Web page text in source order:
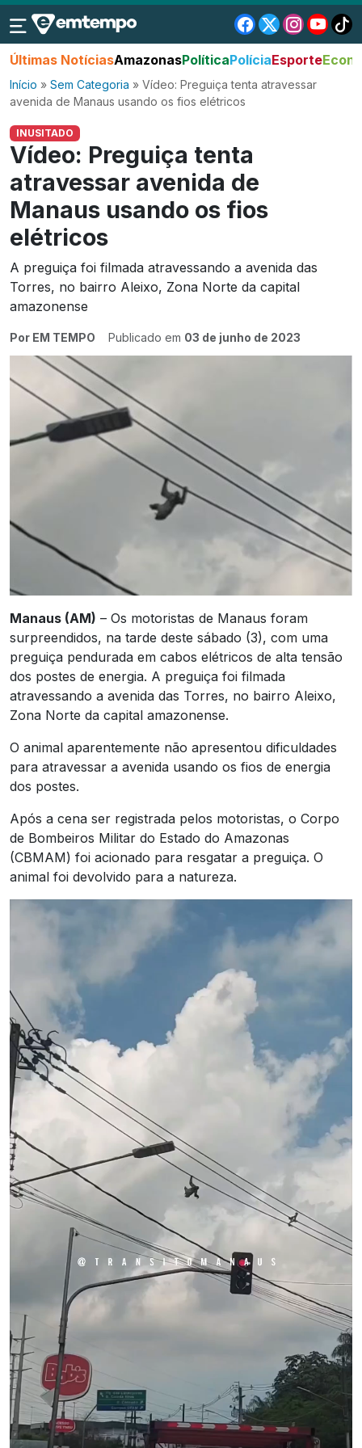
Últimas NotíciasAmazonasPolíticaPolíciaEsporte
Início » Sem Categoria » Vídeo: Preguiça tenta atravessar
avenida de Manaus usando os fios elétricos
INUSITADO
Vídeo: Preguiça tenta
atravessar avenida de
Manaus usando os fios
elétricos
A preguiça foi filmada atravessando a avenida das
Torres, no bairro Aleixo, Zona Norte da capital
amazonense
Por EM TEMPO Publicado em 03 de junho de 2023
Manaus (AM) – Os motoristas de Manaus foram
surpreendidos, na tarde deste sábado (3), com uma
preguiça pendurada em cabos elétricos de alta tensão
dos postes de energia. A preguiça foi filmada
atravessando a avenida das Torres, no bairro Aleixo,
Zona Norte da capital amazonense.
O animal aparentemente não apresentou dificuldades
para atravessar a avenida usando os fios de energia
dos postes.
Após a cena ser registrada pelos motoristas, o Corpo
de Bombeiros Militar do Estado do Amazonas
(CBMAM) foi acionado para resgatar a preguiça. O
animal foi devolvido para a natureza.